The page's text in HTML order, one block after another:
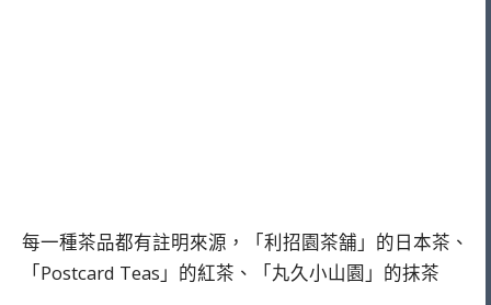
每一種茶品都有註明來源，「利招園茶舗」的日本茶、
「Postcard Teas」的紅茶、「丸久小山園」的抹茶